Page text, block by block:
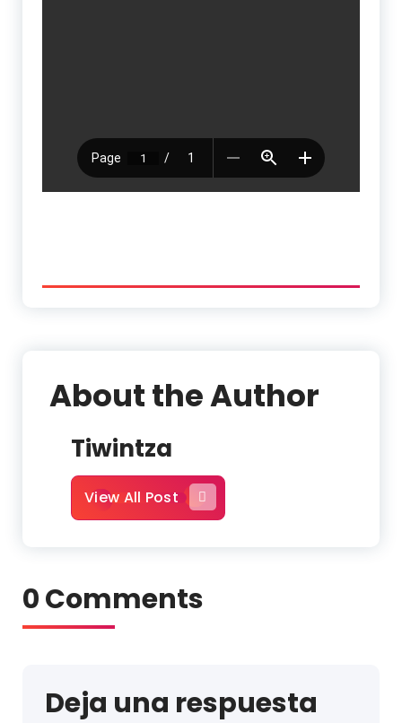
About the Author
Tiwintza
View All Post
0 Comments
Deja una respuesta